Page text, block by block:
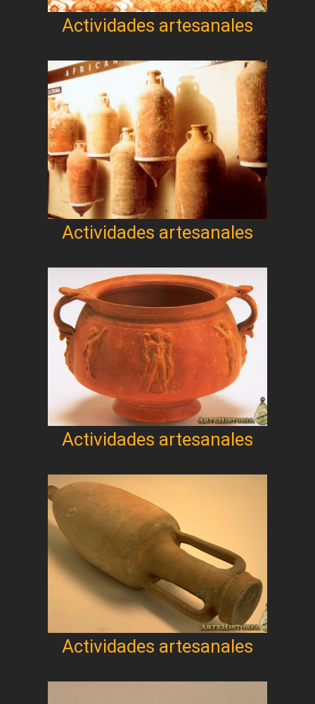
Actividades artesanales
Actividades artesanales
Actividades artesanales
Actividades artesanales